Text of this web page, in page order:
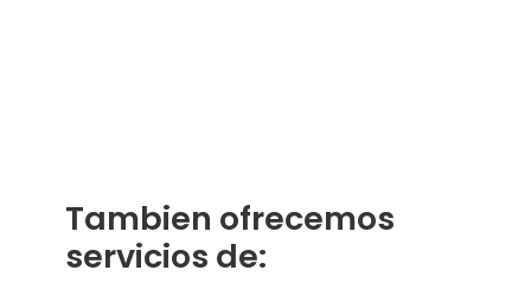
Tambien ofrecemos
servicios de: